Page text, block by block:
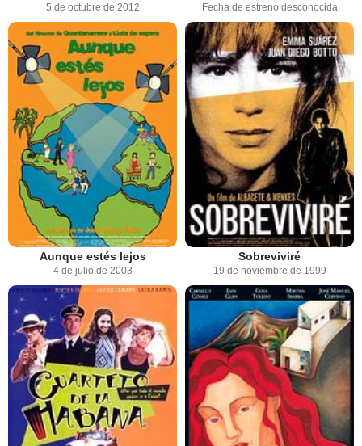
5 de octubre de 2012 Fecha de estreno desconocida
Aunque estés lejos
4 de julio de 2003
Sobreviviré
19 de noviembre de 1999